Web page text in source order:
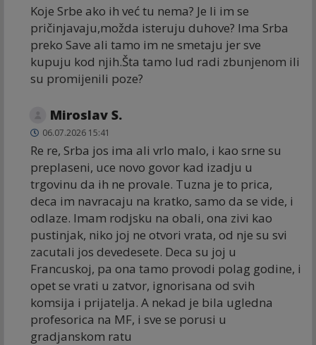
Koje Srbe ako ih već tu nema? Je li im se
pričinjavaju,možda isteruju duhove? Ima Srba
preko Save ali tamo im ne smetaju jer sve
kupuju kod njih.Šta tamo lud radi zbunjenom ili
su promijenili poze?
Miroslav S.
06.07.2026 15:41
Re re, Srba jos ima ali vrlo malo, i kao srne su
preplaseni, uce novo govor kad izadju u
trgovinu da ih ne provale. Tuzna je to prica,
deca im navracaju na kratko, samo da se vide, i
odlaze. Imam rodjsku na obali, ona zivi kao
pustinjak, niko joj ne otvori vrata, od nje su svi
zacutali jos devedesete. Deca su joj u
Francuskoj, pa ona tamo provodi polag godine, i
opet se vrati u zatvor, ignorisana od svih
komsija i prijatelja. A nekad je bila ugledna
profesorica na MF, i sve se porusi u
gradjanskom ratu